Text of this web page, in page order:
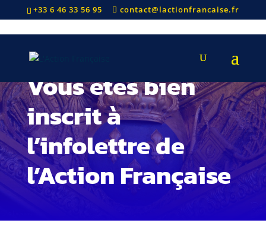
+33 6 46 33 56 95 contact@lactionfrancaise.fr
Vous êtes bien
inscrit à
l’infolettre de
l’Action Française